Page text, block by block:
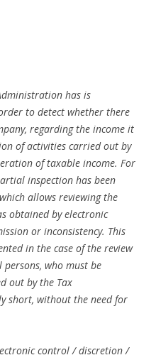
has is
to detect whether there
regarding the income it
of activities carried out by
of taxable income. For
inspection has been
allows reviewing the
obtained by electronic
or inconsistency. This
in the case of the review
who must be
out by the Tax
short, without the need for
control / discretion /